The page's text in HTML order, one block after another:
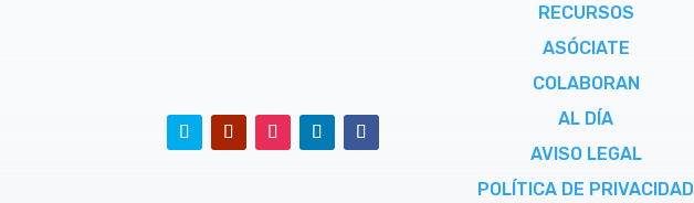
RECURSOS
ASÓCIATE
COLABORAN
AL DÍA
AVISO LEGAL
POLÍTICA DE PRIVACIDAD